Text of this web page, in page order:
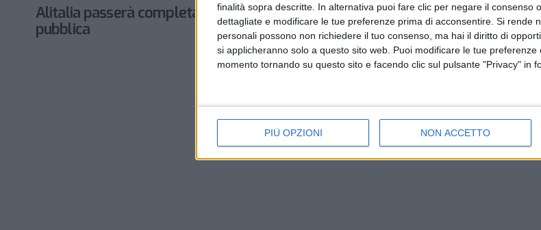
finalità sopra descritte. In alternativa puoi fare clic per negare il consenso
dettagliate e modificare le tue preferenze prima di acconsentire. Si rende
personali possono non richiedere il tuo consenso, ma hai il diritto di
si applicheranno solo a questo sito web. Puoi modificare le tue
momento tornando su questo sito e facendo clic sul pulsante "Privacy" in
PIÙ OPZIONI NON ACCETTO
Alitalia passerà completamente in mano
pubblica